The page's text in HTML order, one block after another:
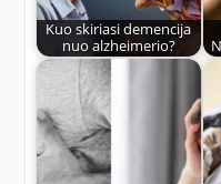
Kuo skiriasi demencija
nuo alzheimerio?